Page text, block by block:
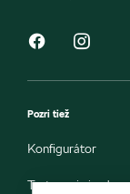
Pozri tiež
Konfigurátor
Testovacia jazda